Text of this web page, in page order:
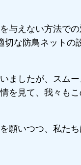
与えない方法で
な防鳥ネットの
ましたが、スム
を見て、我々も
願いつつ、私たち